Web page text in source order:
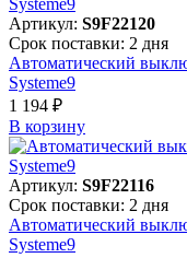
Артикул: S9F22120
Срок поставки: 2 дня
Автоматический
Systeme9
1 194 ₽
В корзинy
Артикул: S9F22116
Срок поставки: 2 дня
Автоматический
Systeme9